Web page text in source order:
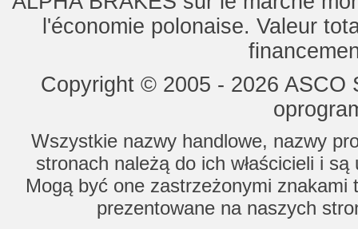
l'économie polonaise. Valeur
Copyright © 2005 - 2026
Wszystkie nazwy handlowe, nazwy
stronach należą do ich właścicieli i
Mogą być one zastrzeżonymi znakami
prezentowane na naszych